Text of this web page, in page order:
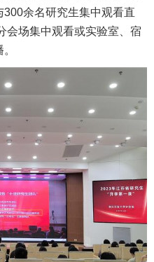
300余名研究生集中观看直
会场集中观看或实验室、宿